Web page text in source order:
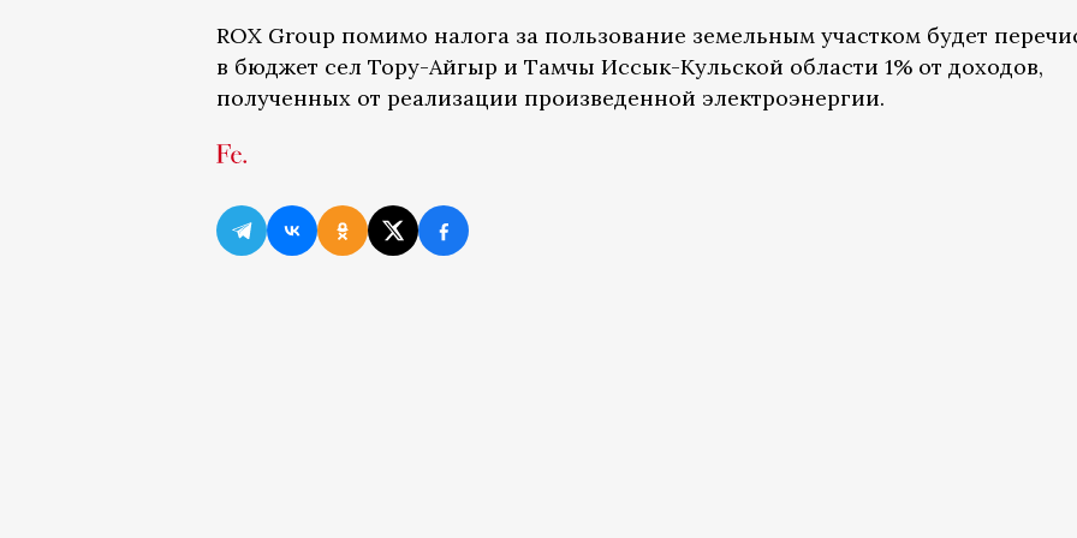
ROX Group помимо налога за пользование земельным участком будет
в бюджет сел Тору-Айгыр и Тамчы Иссык-Кульской области 1% от доходов,
полученных от реализации произведенной электроэнергии.